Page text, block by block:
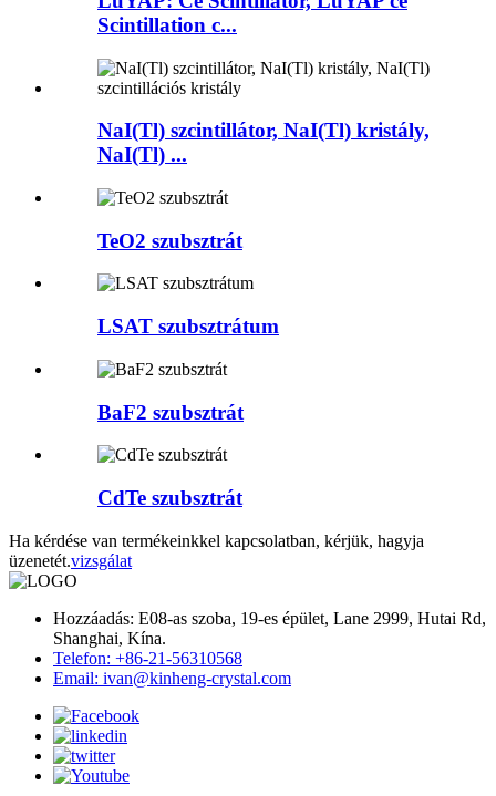
Scintillation c...
NaI(Tl) szcintillátor, NaI(Tl) kristály,
NaI(Tl) ...
TeO2 szubsztrát
LSAT szubsztrátum
BaF2 szubsztrát
CdTe szubsztrát
Ha kérdése van termékeinkkel kapcsolatban, kérjük, hagyja
üzenetét.vizsgálat
Hozzáadás: E08-as szoba, 19-es épület, Lane 2999, Hutai Rd,
Shanghai, Kína.
Telefon: +86-21-56310568
Email: ivan@kinheng-crystal.com